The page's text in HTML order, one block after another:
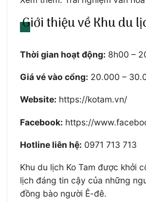
Giới thiệu về Khu du
Thời gian hoạt động: 8h00 –
Giá vé vào cổng: 20.000 –
Website: https://kotam.vn/
Facebook: https://
Hotline liên hệ: 0971 713 713
Khu du lịch Ko Tam được khởi
lịch đáng tin cậy của những
đồng bào người Ê-đê.